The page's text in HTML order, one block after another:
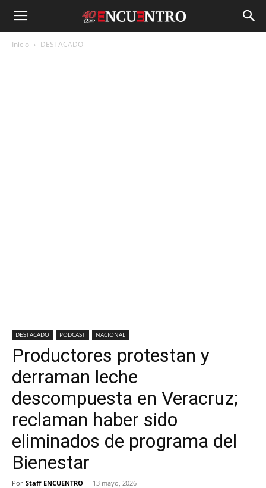
Inicio DESTACADO
DESTACADO PODCAST NACIONAL
Productores protestan y
derraman leche
descompuesta en Veracruz;
reclaman haber sido
eliminados de programa del
Bienestar
Por Staff ENCUENTRO - 13 mayo, 2026